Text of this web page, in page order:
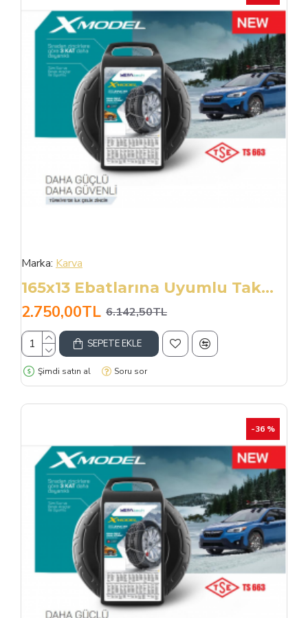
Marka: Karva
165x13 Ebatlarına Uyumlu Takmatik X Tipi Kar Patinaj Zinciri
2.750,00TL 6.142,50TL
SEPETE EKLE
Şimdi satın al Soru sor
-36 %